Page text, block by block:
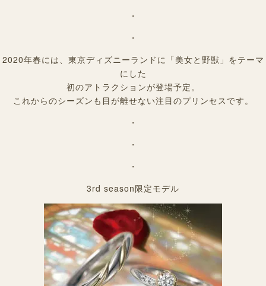
・
・
2020年春には、東京ディズニーランドに「美女と野獣」をテーマ
にした
初のアトラクションが登場予定。
これからのシーズンも目が離せない注目のプリンセスです。
・
・
・
3rd season限定モデル